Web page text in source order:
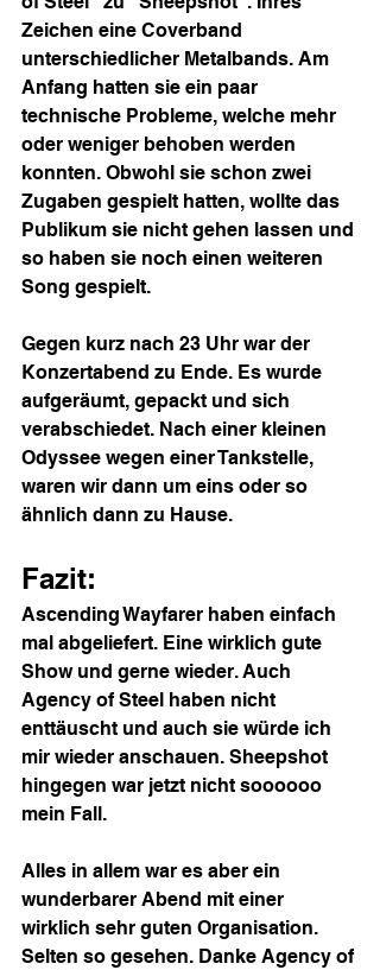
Zeichen eine Coverband
unterschiedlicher Metalbands. Am
Anfang hatten sie ein paar
technische Probleme, welche mehr
oder weniger behoben werden
konnten. Obwohl sie schon zwei
Zugaben gespielt hatten, wollte das
Publikum sie nicht gehen lassen und
so haben sie noch einen weiteren
Song gespielt.
Gegen kurz nach 23 Uhr war der
Konzertabend zu Ende. Es wurde
aufgeräumt, gepackt und sich
verabschiedet. Nach einer kleinen
Odyssee wegen einer Tankstelle,
waren wir dann um eins oder so
ähnlich dann zu Hause.
Fazit:
Ascending Wayfarer haben einfach
mal abgeliefert. Eine wirklich gute
Show und gerne wieder. Auch
Agency of Steel haben nicht
enttäuscht und auch sie würde ich
mir wieder anschauen. Sheepshot
hingegen war jetzt nicht soooooo
mein Fall.
Alles in allem war es aber ein
wunderbarer Abend mit einer
wirklich sehr guten Organisation.
Selten so gesehen. Danke Agency of